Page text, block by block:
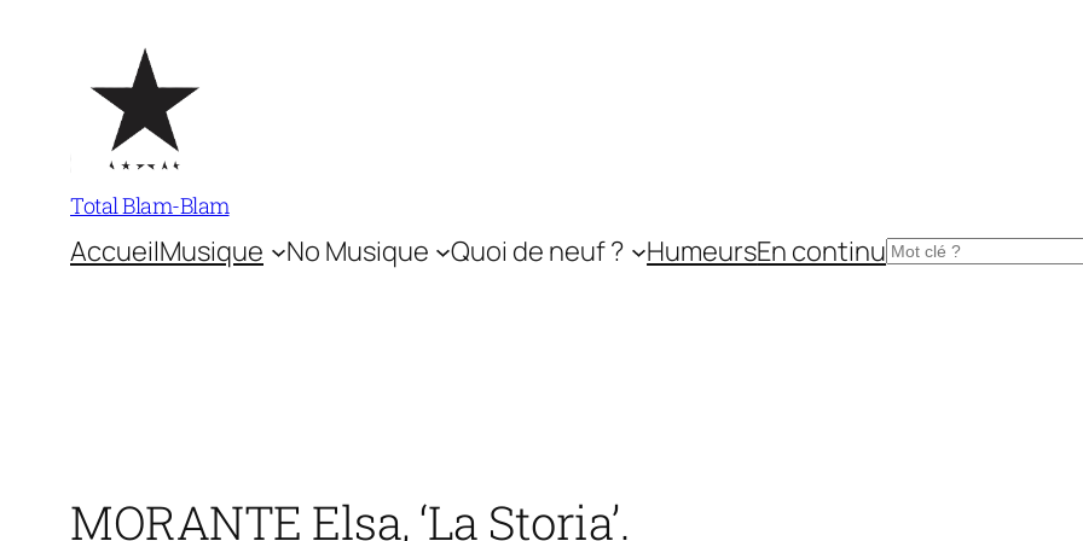
contenu
Total Blam-Blam
AccueilMusique No Musique Quoi de neuf ? HumeursEn continuRechercher
MORANTE Elsa, ‘La Storia’.